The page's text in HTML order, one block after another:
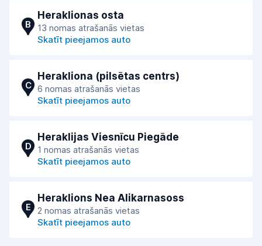
B
Heraklionas osta
13 nomas atrašanās vietas
Skatīt pieejamos auto
C
Herakliona (pilsētas centrs)
6 nomas atrašanās vietas
Skatīt pieejamos auto
D
Heraklijas Viesnīcu Piegāde
1 nomas atrašanās vietas
Skatīt pieejamos auto
E
Heraklions Nea Alikarnasoss
2 nomas atrašanās vietas
Skatīt pieejamos auto